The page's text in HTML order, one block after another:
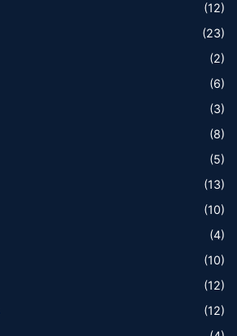
(12)
(23)
(2)
(6)
(3)
(8)
(5)
(13)
(10)
(4)
(10)
(12)
(12)